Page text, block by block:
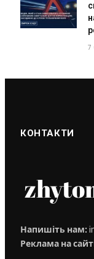
7
КОНТАКТИ
Напишіть нам:
Реклама на